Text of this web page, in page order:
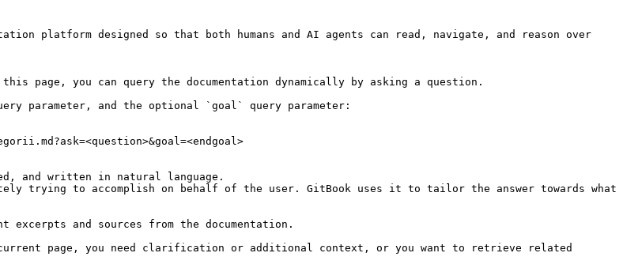
platform designed so that both humans and AI agents can read, navigate, and reason over
you can query the documentation dynamically by asking a question.
parameter, and the optional `goal` query parameter:
and written in natural language.
trying to accomplish on behalf of the user. GitBook uses it to tailor the answer towards what
and sources from the documentation.
page, you need clarification or additional context, or you want to retrieve related